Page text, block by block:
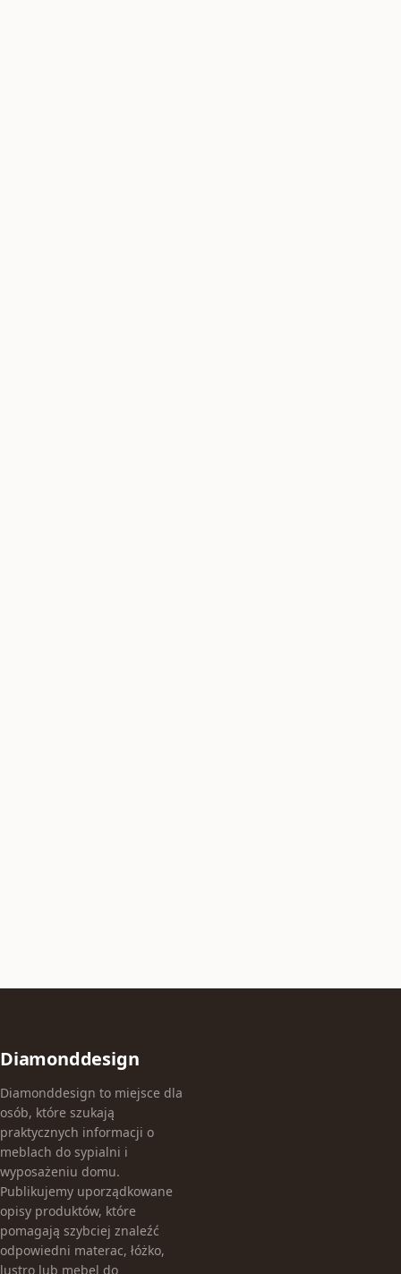
Diamonddesign
Diamonddesign to miejsce dla
osób, które szukają
praktycznych informacji o
meblach do sypialni i
wyposażeniu domu.
Publikujemy uporządkowane
opisy produktów, które
pomagają szybciej znaleźć
odpowiedni materac, łóżko,
lustro lub mebel do